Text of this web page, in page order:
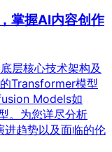
掌握AI内容创作
层核心技术架构及
Transformer模型
Models如
。为您详尽分析
进趋势以及面临的伦